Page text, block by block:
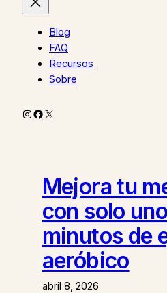
Blog
FAQ
Recursos
Sobre
Instagram
Facebook
X
Mejora tu
con solo
minutos de
aeróbico
abril 8, 2026